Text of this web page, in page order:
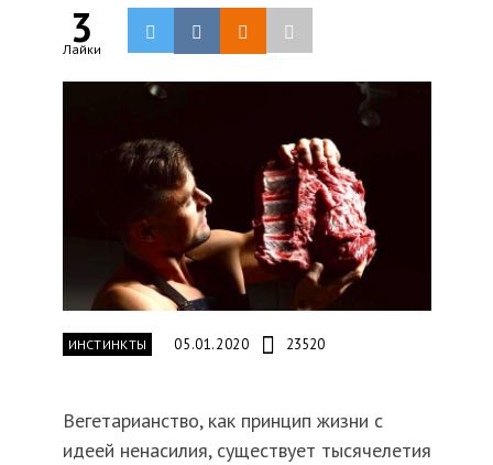
3
Лайки
ИНСТИНКТЫ 05.01.2020 23520
Вегетарианство, как принцип жизни с
идеей ненасилия, существует тысячелетия